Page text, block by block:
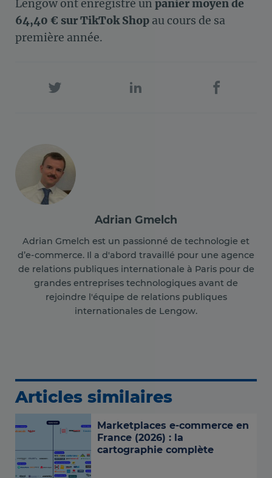
Lengow ont enregistré un panier moyen de
64,40 € sur TikTok Shop au cours de sa
première année.
Adrian Gmelch
Adrian Gmelch est un passionné de technologie et
d’e-commerce. Il a d'abord travaillé pour une agence
de relations publiques internationale à Paris pour de
grandes entreprises technologiques avant de
rejoindre l'équipe de relations publiques
internationales de Lengow.
Articles similaires
Marketplaces e-commerce en
France (2026) : la
cartographie complète